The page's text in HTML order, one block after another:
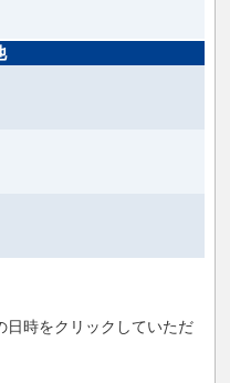
日時をクリックしていただ